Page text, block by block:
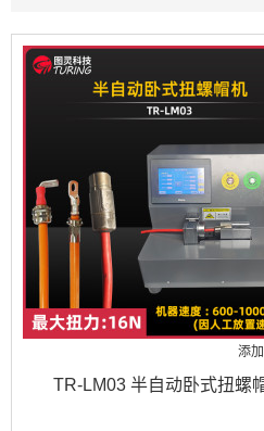
添
TR-LM03 半自动卧式扭螺